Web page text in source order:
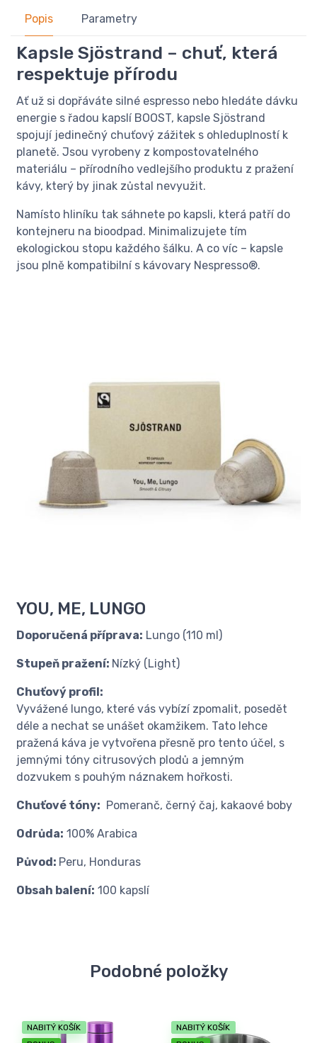
Popis Parametry
Kapsle Sjöstrand – chuť, která
respektuje přírodu
Ať už si dopřáváte silné espresso nebo hledáte dávku
energie s řadou kapslí BOOST, kapsle Sjöstrand
spojují jedinečný chuťový zážitek s ohleduplností k
planetě. Jsou vyrobeny z kompostovatelného
materiálu – přírodního vedlejšího produktu z pražení
kávy, který by jinak zůstal nevyužit.
Namísto hliníku tak sáhnete po kapsli, která patří do
kontejneru na bioodpad. Minimalizujete tím
ekologickou stopu každého šálku. A co víc – kapsle
jsou plně kompatibilní s kávovary Nespresso®.
YOU, ME, LUNGO
Doporučená příprava: Lungo (110 ml)
Stupeň pražení: Nízký (Light)
Chuťový profil:
Vyvážené lungo, které vás vybízí zpomalit, posedět
déle a nechat se unášet okamžikem. Tato lehce
pražená káva je vytvořena přesně pro tento účel, s
jemnými tóny citrusových plodů a jemným
dozvukem s pouhým náznakem hořkosti.
Chuťové tóny: Pomeranč, černý čaj, kakaové boby
Odrůda: 100% Arabica
Původ: Peru, Honduras
Obsah balení: 100 kapslí
Podobné položky
NABITÝ KOŠÍK
NABITÝ KOŠÍK